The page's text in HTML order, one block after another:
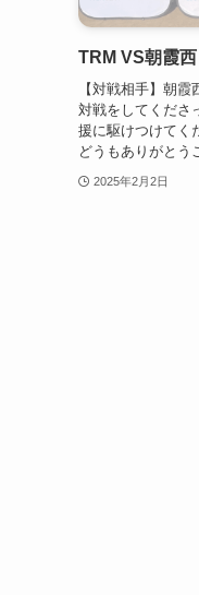
TRM VS朝霞西
【対戦相手】朝
対戦をしてくださ
援に駆けつけてく
どうもありがとう
2025年2月2日